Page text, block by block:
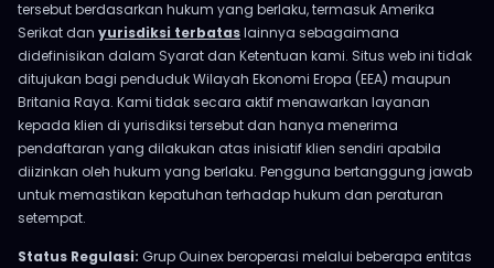
tersebut berdasarkan hukum yang berlaku, termasuk Amerika
Serikat dan yurisdiksi terbataslainnya sebagaimana
didefinisikan dalam Syarat dan Ketentuan kami. Situs web ini tidak
ditujukan bagi penduduk Wilayah Ekonomi Eropa (EEA) maupun
Britania Raya. Kami tidak secara aktif menawarkan layanan
kepada klien di yurisdiksi tersebut dan hanya menerima
pendaftaran yang dilakukan atas inisiatif klien sendiri apabila
diizinkan oleh hukum yang berlaku. Pengguna bertanggung jawab
untuk memastikan kepatuhan terhadap hukum dan peraturan
setempat.
Status Regulasi: Grup Ouinex beroperasi melalui beberapa entitas